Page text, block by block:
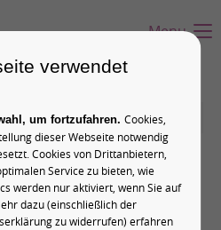
Menu
verwendet
um fortzufahren.Cookies,
dieser Webseite notwendig
Cookies von Drittanbietern,
Service zu bieten, wie
werden nur aktiviert, wenn Sie auf
dazu (einschließlich der
zu widerrufen) erfahren